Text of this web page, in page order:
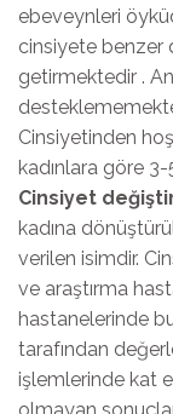
ebeveynleri
cinsiyete benzer
getirmektedir .
Cinsiyetinden
kadınlara göre
Cinsiyet
kadına
verilen isimdir.
ve araştırma
hastanelerinde
tarafından
işlemlerinde kat